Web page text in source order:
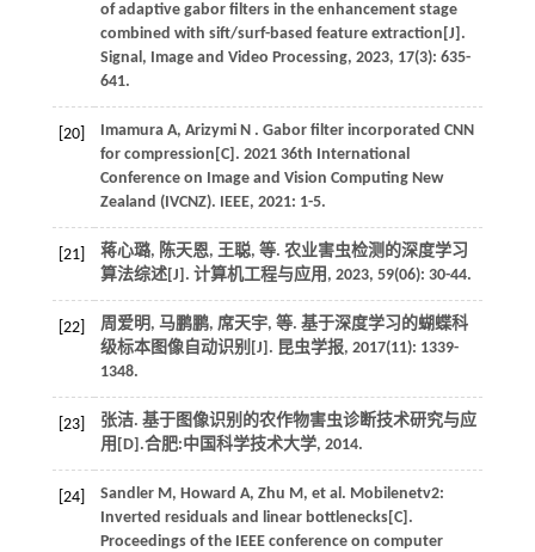
of adaptive gabor filters in the enhancement stage
combined with sift/surf-based feature extraction[J].
Signal, Image and Video Processing, 2023, 17(3): 635-
641.
[20] Imamura A, Arizymi N . Gabor filter incorporated CNN
for compression[C]. 2021 36th International
Conference on Image and Vision Computing New
Zealand (IVCNZ). IEEE, 2021: 1-5.
[21] 蒋心璐, 陈天恩, 王聪, 等. 农业害虫检测的深度学习
算法综述[J]. 计算机工程与应用 , 2023, 59(06): 30-44.
[22] 周爱明, 马鹏鹏, 席天宇, 等. 基于深度学习的蝴蝶科
级标本图像自动识别[J]. 昆虫学报, 2017(11): 1339-
1348.
[23]
张洁. 基于图像识别的农作物害虫诊断技术研究与应
用[D].合肥:中国科学技术大学, 2014.
[24] Sandler M, Howard A, Zhu M, et al. Mobilenetv2:
Inverted residuals and linear bottlenecks[C].
Proceedings of the IEEE conference on computer